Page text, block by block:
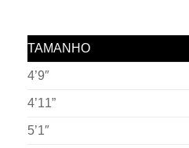
TAMANHO
4’9″
4’11”
5’1″